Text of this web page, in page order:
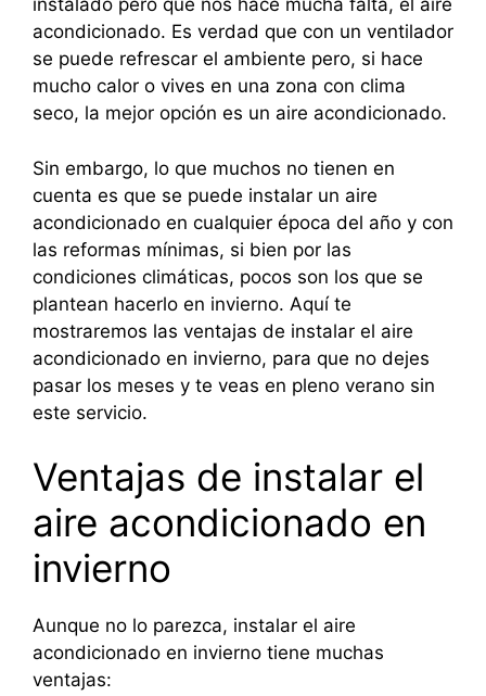
instalado pero que nos hace mucha falta, el aire
acondicionado. Es verdad que con un ventilador
se puede refrescar el ambiente pero, si hace
mucho calor o vives en una zona con clima
seco, la mejor opción es un aire acondicionado.
Sin embargo, lo que muchos no tienen en
cuenta es que se puede instalar un aire
acondicionado en cualquier época del año y con
las reformas mínimas, si bien por las
condiciones climáticas, pocos son los que se
plantean hacerlo en invierno. Aquí te
mostraremos las ventajas de instalar el aire
acondicionado en invierno, para que no dejes
pasar los meses y te veas en pleno verano sin
este servicio.
Ventajas de instalar el
aire acondicionado en
invierno
Aunque no lo parezca, instalar el aire
acondicionado en invierno tiene muchas
ventajas: